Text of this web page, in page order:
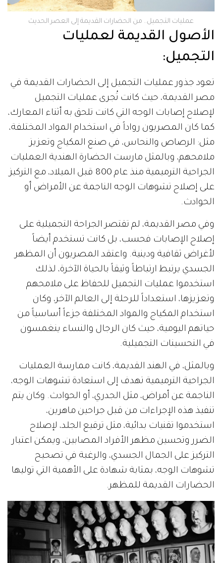
عمليات التجميل.. من الحضارات القديمة إلى العصر الحديث
الأصول القديمة لعمليات
التجميل:
تعود جذور عمليات التجميل إلى الحضارات القديمة في
مصر القديمة، حيث كانت تُجرى عمليات التجميل
لإصلاح إصابات الوجه التي كانت تلحق به أثناء المعارك،
كما كان المصريون رواداً في استخدام المواد المختلفة،
مثل: الرصاص والنحاس، في صنع المكياج وتعزيز
ملامحهم، وبالمثل مارست الحضارة الهندية العمليات
الجراحية الترميمية منذ عام 800 قبل الميلاد، مع التركيز
على إصلاح تشوهات الوجه الناجمة عن الأمراض أو
الحوادث.
وفي مصر القديمة، لم تقتصر الجراحة التجميلية على
إصلاح الإصابات فحسب، بل كانت تستخدم أيضاً
لأغراض ثقافية ودينية. واعتقد المصريون أن المظهر
الجسدي يرتبط ارتباطاً وثيقاً بالحياة الآخرة، لذلك
استخدموا عمليات التجميل للحفاظ على ملامحهم
وتعزيزها، استعداداً للرحلة إلى العالم الآخر، وكان
استخدام المكياج والمواد المختلفة جزءاً أساسياً من
حياتهم اليومية، حيث كان الرجال والنساء ينغمسون
في التحسينات التجميلية.
وبالمثل، في الهند القديمة، كانت ممارسة العمليات
الجراحية الترميمية تهدف إلى استعادة تشوهات الوجه،
الناجمة عن أمراض، مثل الجدري، أو الحوادث. وكان يتم
تنفيذ هذه الإجراءات من قبل جراحين ماهرين،
استخدموا تقنيات بدائية، مثل ترقيع الجلد، لإصلاح
الضرر وتحسين مظهر الأفراد المصابين، ويمكن اعتبار
التركيز على الجمال الجسدي، والرغبة في تصحيح
تشوهات الوجه، بمثابة شهادة على الأهمية التي توليها
الحضارات القديمة للمظهر.